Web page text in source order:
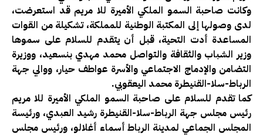
وكانت صاحبة السمو الملكي الأميرة للا مريم قد استعرضت،
لدى وصولها إلى المكتبة الوطنية للمملكة، تشكيلة من القوات
المساعدة أدت التحية، قبل أن يتقدم للسلام على سموها
وزير الشباب والثقافة والتواصل محمد مهدي بنسعيد، ووزيرة
التضامن والإدماج الاجتماعي والأسرة عواطف حيار، ووالي جهة
الرباط-سلا-القنيطرة محمد اليعقوبي.
كما تقدم للسلام على صاحبة السمو الملكي الأميرة للا مريم
رئيس مجلس جهة الرباط-سلا-القنيطرة رشيد العبدي، ورئيسة
المجلس الجماعي لمدينة الرباط أسماء أغلالو، ورئيس مجلس